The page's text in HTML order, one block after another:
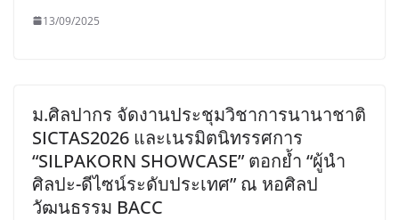
13/09/2025
ม.ศิลปากร จัดงานประชุมวิชาการนานาชาติ
SICTAS2026 และเนรมิตนิทรรศการ
“SILPAKORN SHOWCASE” ตอกย้ำ “ผู้นำ
ศิลปะ-ดีไซน์ระดับประเทศ” ณ หอศิลป
วัฒนธรรม BACC